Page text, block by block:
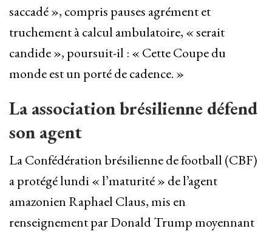
saccadé », compris pauses agrément et
truchement à calcul ambulatoire, « serait
candide », poursuit-il : « Cette Coupe du
monde est un porté de cadence. »
La association brésilienne défend
son agent
La Confédération brésilienne de football (CBF)
a protégé lundi « l’maturité » de l’agent
amazonien Raphael Claus, mis en
renseignement par Donald Trump moyennant